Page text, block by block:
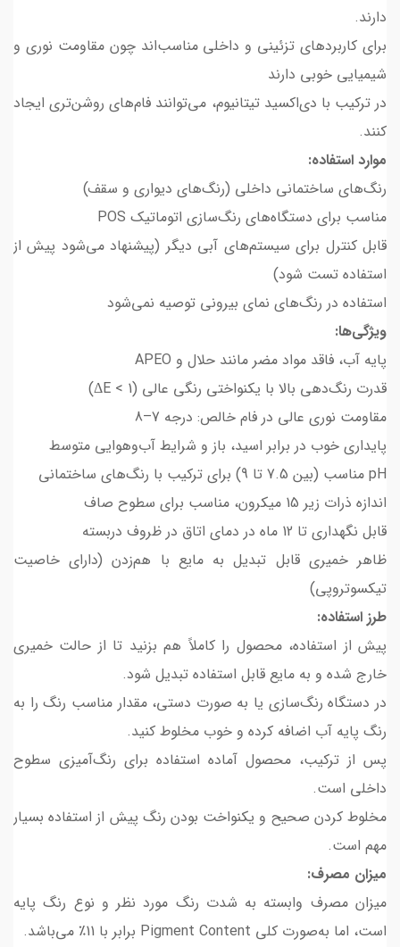
دارند.
برای کاربردهای تزئینی و داخلی مناسب‌اند چون مقاومت نوری و
شیمیایی خوبی دارند
در ترکیب با دی‌اکسید تیتانیوم، می‌توانند فام‌های روشن‌تری ایجاد
کنند.
موارد استفاده:
رنگ‌های ساختمانی داخلی (رنگ‌های دیواری و سقف)
مناسب برای دستگاه‌های رنگ‌سازی اتوماتیک POS
قابل کنترل برای سیستم‌های آبی دیگر (پیشنهاد می‌شود پیش از
استفاده تست شود)
استفاده در رنگ‌های نمای بیرونی توصیه نمی‌شود
ویژگی‌ها:
پایه آب، فاقد مواد مضر مانند حلال و APEO
قدرت رنگ‌دهی بالا با یکنواختی رنگی عالی (ΔE < 1)
مقاومت نوری عالی در فام خالص: درجه 7–8
پایداری خوب در برابر اسید، باز و شرایط آب‌وهوایی متوسط
pH مناسب (بین 7.5 تا 9) برای ترکیب با رنگ‌های ساختمانی
اندازه ذرات زیر 15 میکرون، مناسب برای سطوح صاف
قابل نگهداری تا 12 ماه در دمای اتاق در ظروف دربسته
ظاهر خمیری قابل تبدیل به مایع با هم‌زدن (دارای خاصیت
تیکسوتروپی)
طرز استفاده:
پیش از استفاده، محصول را کاملاً هم بزنید تا از حالت خمیری
خارج شده و به مایع قابل استفاده تبدیل شود.
در دستگاه رنگ‌سازی یا به صورت دستی، مقدار مناسب رنگ را به
رنگ پایه آب اضافه کرده و خوب مخلوط کنید.
پس از ترکیب، محصول آماده استفاده برای رنگ‌آمیزی سطوح
داخلی است.
مخلوط کردن صحیح و یکنواخت بودن رنگ پیش از استفاده بسیار
مهم است.
میزان مصرف:
میزان مصرف وابسته به شدت رنگ مورد نظر و نوع رنگ پایه
است، اما به‌صورت کلی Pigment Content برابر با 11٪ می‌باشد.